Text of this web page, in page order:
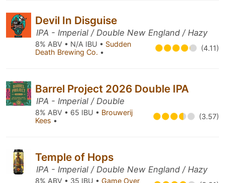
Devil In Disguise
IPA - Imperial / Double New England / Hazy
8% ABV • N/A IBU • Sudden
Death Brewing Co. • (4.11)
Barrel Project 2026 Double IPA
IPA - Imperial / Double
8% ABV • 65 IBU • Brouwerij
Kees • (3.57)
Temple of Hops
IPA - Imperial / Double New England / Hazy
8% ABV • 35 IBU • Game Over